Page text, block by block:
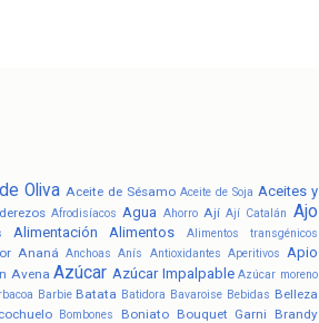
Oliva Aceite de Sésamo Aceite de Soja Aceites y
Afrodisíacos Agua Ahorro Ají Ají Catalán Ajo
Alimentación Alimentos Alimentos transgénicos
Ananá Anchoas Anís Antioxidantes Aperitivos Apio
Avena Azúcar Azúcar Impalpable Azúcar moreno
Barbie Batata Batidora Bavaroise Bebidas Belleza
Bombones Boniato Bouquet Garni
Brandy